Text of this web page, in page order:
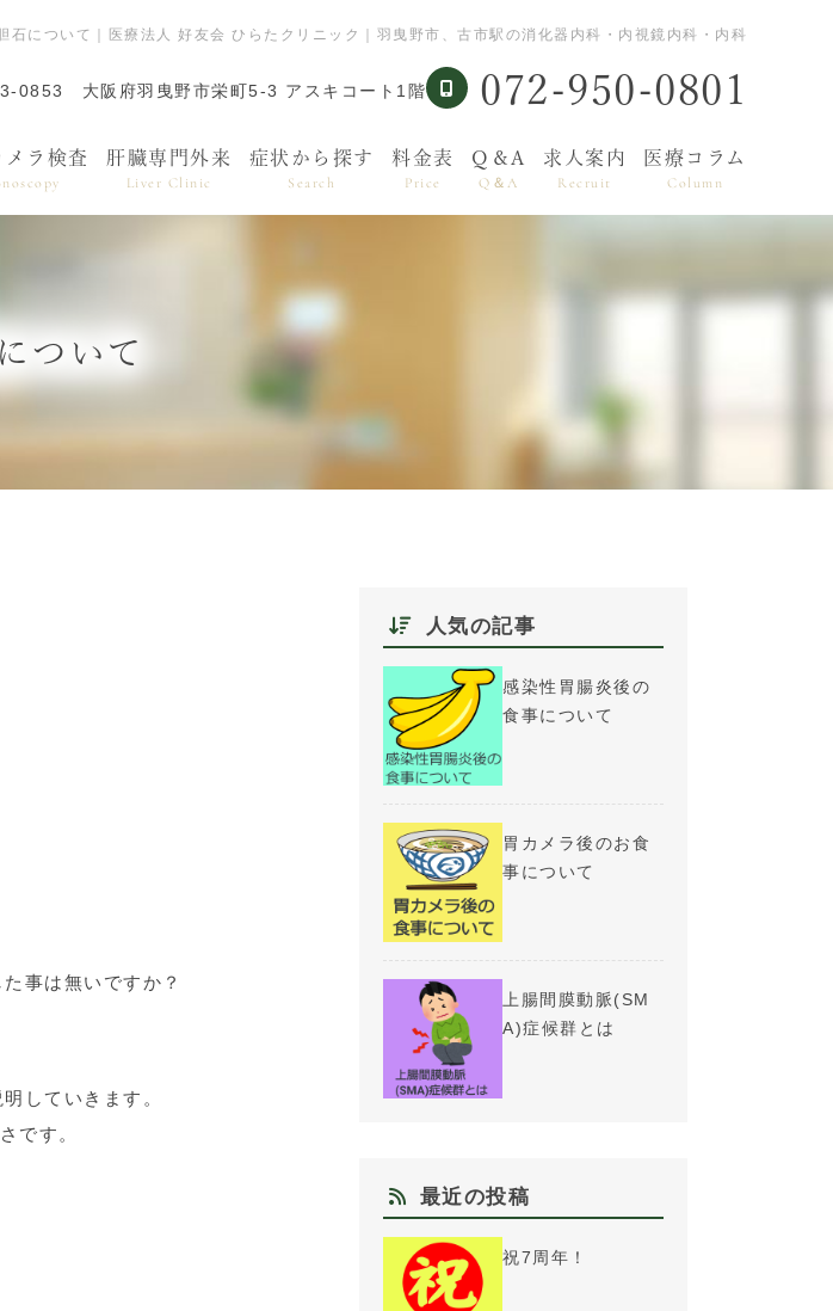
石について｜医療法人 好友会 ひらたクリニック｜羽曳野市、古市駅の消化器内科・内視鏡内科・内科
0853 大阪府羽曳野市栄町5-3 アスキコート1階 072-950-0801
メラ検査 肝臓専門外来
Liver Clinic
症状から探す
Search
料金表
Price
Q＆A
Q＆A
求人案内
Recruit
医療コラム
Column
ついて
事は無いですか？
していきます。
です。
人気の記事
感染性胃腸炎後の
食事について
胃カメラ後のお食
事について
上腸間膜動脈(SM
A)症候群とは
最近の投稿
祝7周年！